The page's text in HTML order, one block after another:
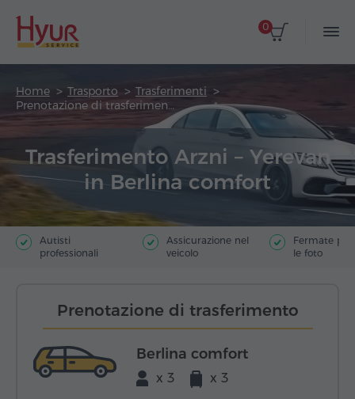
0
Home Trasporto
Trasferimenti
Prenotazione di trasferimento
Trasferimento Arzni – Yerevan
in Berlina comfort
Autisti
professionali
Assicurazione nel
veicolo
Fermate
le foto
Prenotazione di trasferimento
Berlina comfort
x 3 x 3